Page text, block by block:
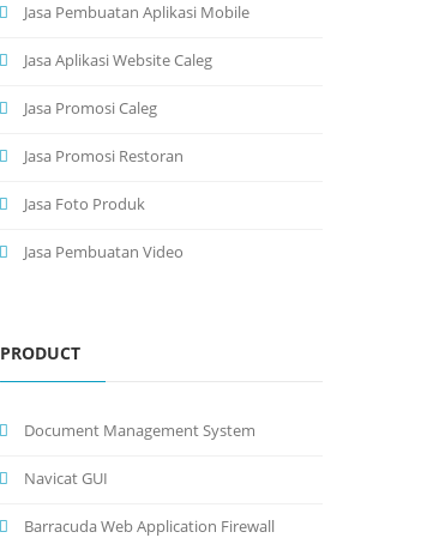
Jasa Pembuatan Aplikasi Mobile
Jasa Aplikasi Website Caleg
Jasa Promosi Caleg
Jasa Promosi Restoran
Jasa Foto Produk
Jasa Pembuatan Video
PRODUCT
Document Management System
Navicat GUI
Barracuda Web Application Firewall